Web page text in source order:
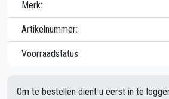
Merk:
Artikelnummer:
Voorraadstatus:
Om te bestellen dient u eerst in te